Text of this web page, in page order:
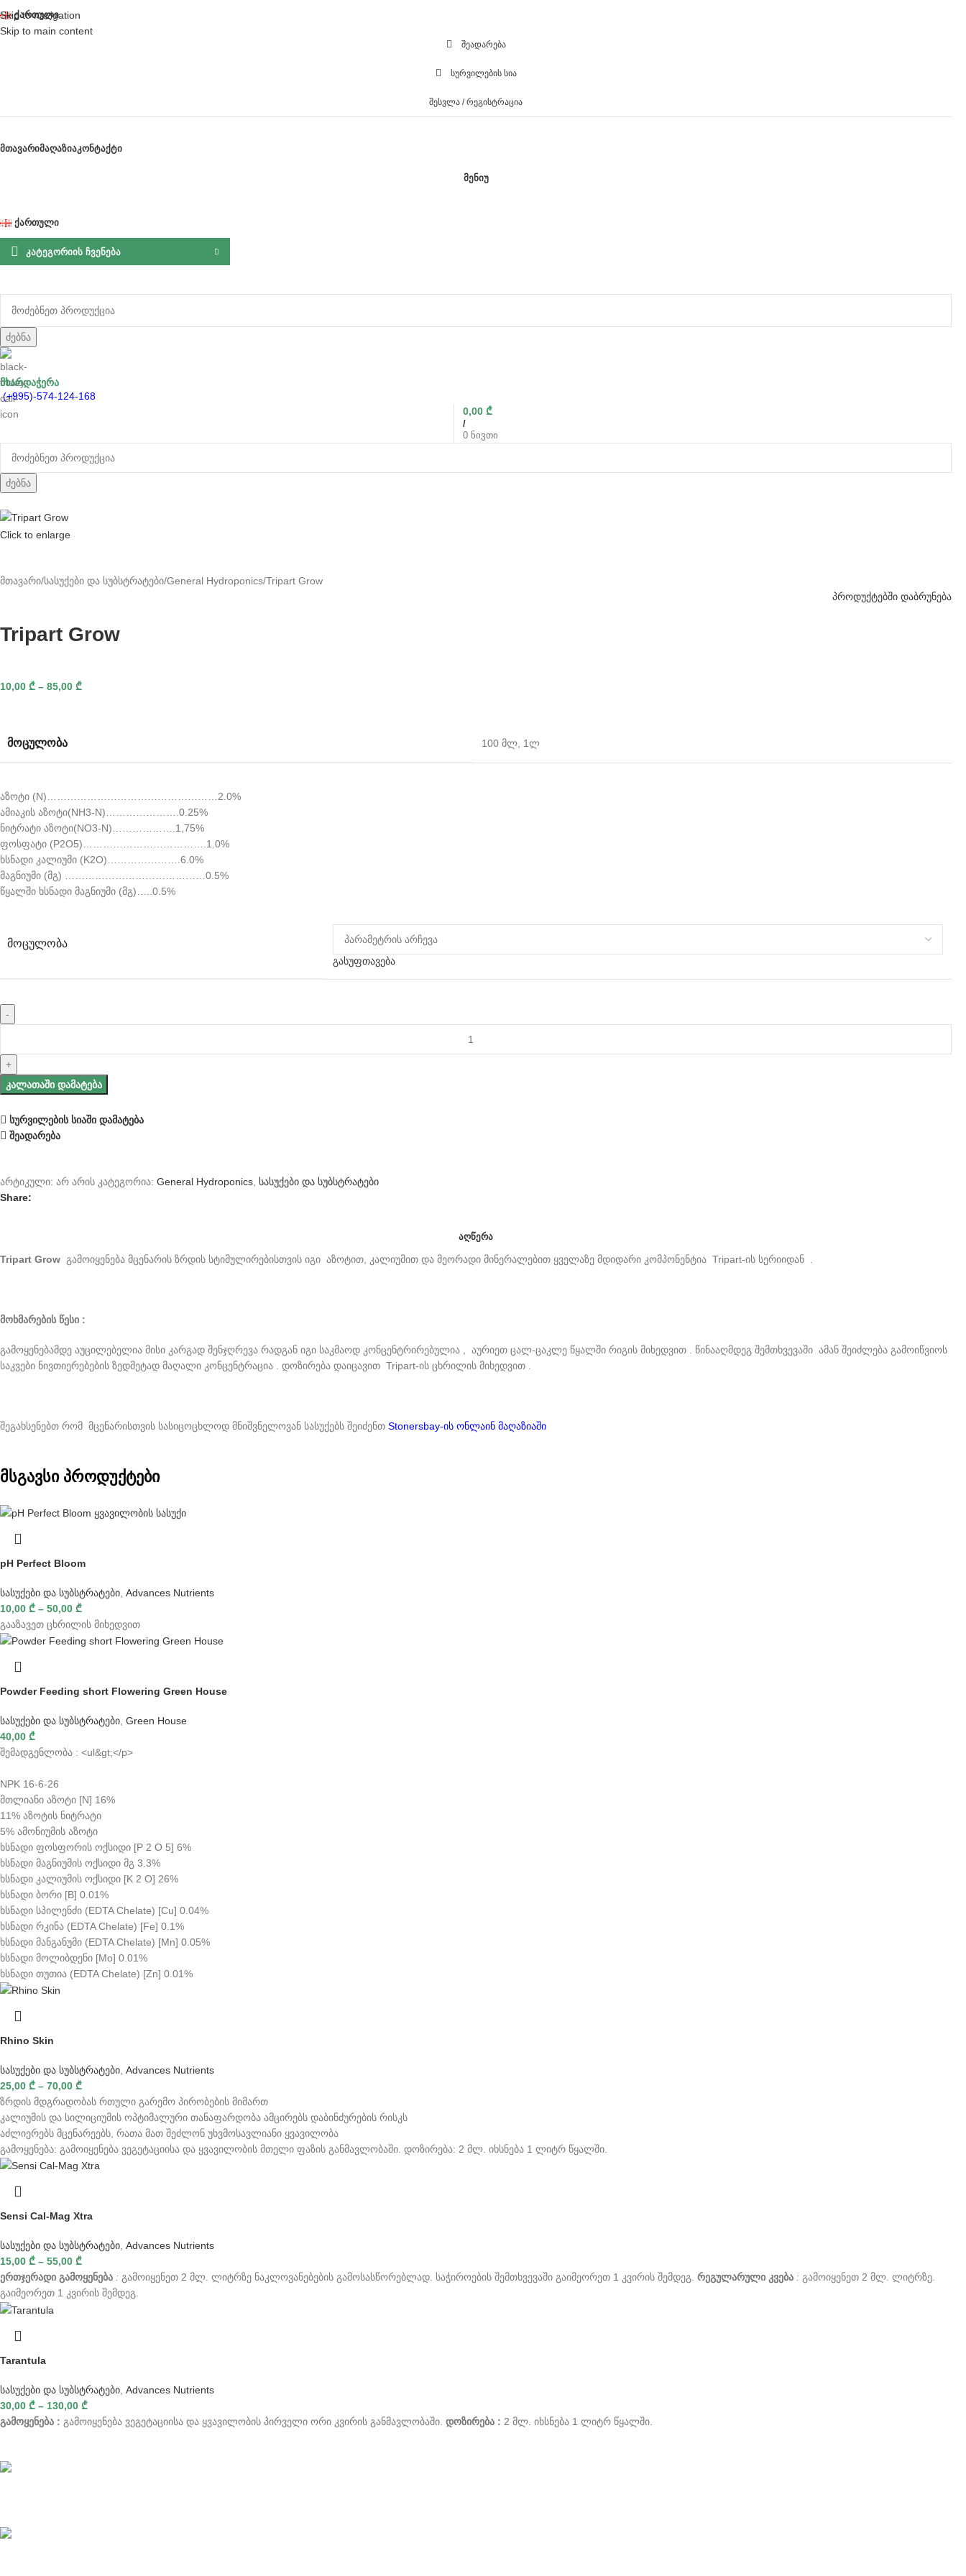
Skip to navigation
Skip to main content
ᲥᲐᲠᲗᲣᲚᲘ
ᲨᲔᲐᲓᲐᲠᲔᲑᲐ
ᲡᲣᲠᲕᲘᲚᲔᲑᲘᲡ ᲡᲘᲐ
ᲨᲔᲡᲕᲚᲐ / ᲠᲔᲒᲘᲡᲢᲠᲐᲪᲘᲐ
ᲛᲗᲐᲕᲐᲠᲘᲛᲐᲦᲐᲖᲘᲐᲙᲝᲜᲢᲐᲥᲢᲘ
ᲛᲔᲜᲘᲣ
ᲥᲐᲠᲗᲣᲚᲘ
ᲙᲐᲢᲔᲒᲝᲠᲘᲘᲡ ᲩᲕᲔᲜᲔᲑᲐ
ძებნა
მხარდაჭერა
(+995)-574-124-168
0 ნივთი
/
0,00 ₾
ძებნა
Click to enlarge
მთავარი სასუქები და სუბსტრატები General Hydroponics Tripart Grow
პროდუქტებში დაბრუნება
Tripart Grow
10,00 ₾ – 85,00 ₾
ᲛᲝᲪᲣᲚᲝᲑᲐ 100 მლ, 1ლ
აზოტი (N)……………………………………………2.0%
ამიაკის აზოტი(NH3-N)………………….0.25%
ნიტრატი აზოტი(NO3-N)……………….1,75%
ფოსფატი (P2O5)……………………………….1.0%
ხსნადი კალიუმი (K2O)………………….6.0%
მაგნიუმი (მგ) ……………………………………0.5%
წყალში ხსნადი მაგნიუმი (მგ)…..0.5%
ᲛᲝᲪᲣᲚᲝᲑᲐ
გასუფთავება
ᲙᲐᲚᲐᲗᲐᲨᲘ ᲓᲐᲛᲐᲢᲔᲑᲐ
სურვილების სიაში დამატება
შეადარება
არტიკული: არ არის კატეგორია: General Hydroponics, სასუქები და სუბსტრატები
Share:
ᲐᲦᲬᲔᲠᲐ
Tripart Grow გამოიყენება მცენარის ზრდის სტიმულირებისთვის იგი აზოტით, კალიუმით და მეორადი მინერალებით ყველაზე მდიდარი კომპონენტია Tripart-ის სერიიდან .
მოხმარების წესი :
გამოყენებამდე აუცილებელია მისი კარგად შენჯღრევა რადგან იგი საკმაოდ კონცენტრირებულია , აურიეთ ცალ-ცაკლე წყალში რიგის მიხედვით . წინააღმდეგ შემთხვევაში ამან შეიძლება გამოიწვიოს
საკვები ნივთიერებების ზედმეტად მაღალი კონცენტრაცია . დოზირება დაიცავით Tripart-ის ცხრილის მიხედვით .
შეგახსენებთ რომ მცენარისთვის სასიცოცხლოდ მნიშვნელოვან სასუქებს შეიძენთ Stonersbay-ის ონლაინ მაღაზიაში
მსგავსი პროდუქტები
pH Perfect Bloom
სასუქები და სუბსტრატები Advances Nutrients
10,00 ₾ – 50,00 ₾
გააზავეთ ცხრილის მიხედვით
Powder Feeding short Flowering Green House
სასუქები და სუბსტრატები Green House
40,00 ₾
შემადგენლობა : <ul&gt;</p>
NPK 16-6-26
მთლიანი აზოტი [N] 16%
11% აზოტის ნიტრატი
5% ამონიუმის აზოტი
ხსნადი ფოსფორის ოქსიდი [P 2 O 5] 6%
ხსნადი მაგნიუმის ოქსიდი მგ 3.3%
ხსნადი კალიუმის ოქსიდი [K 2 O] 26%
ხსნადი ბორი [B] 0.01%
ხსნადი სპილენძი (EDTA Chelate) [Cu] 0.04%
ხსნადი რკინა (EDTA Chelate) [Fe] 0.1%
ხსნადი მანგანუმი (EDTA Chelate) [Mn] 0.05%
ხსნადი მოლიბდენი [Mo] 0.01%
ხსნადი თუთია (EDTA Chelate) [Zn] 0.01%
Rhino Skin
სასუქები და სუბსტრატები Advances Nutrients
25,00 ₾ – 70,00 ₾
ზრდის მდგრადობას რთული გარემო პირობების მიმართ
კალიუმის და სილიციუმის ოპტიმალური თანაფარდობა ამცირებს დაბინძურების რისკს
აძლიერებს მცენარეებს, რათა მათ შეძლონ უხვმოსავლიანი ყვავილობა
გამოყენება: გამოიყენება ვეგეტაციისა და ყვავილობის მთელი ფაზის განმავლობაში. დოზირება: 2 მლ. იხსნება 1 ლიტრ წყალში.
Sensi Cal-Mag Xtra
სასუქები და სუბსტრატები, Advances Nutrients
15,00 ₾ – 55,00 ₾
ერთჯერადი გამოყენება : გამოიყენეთ 2 მლ. ლიტრზე ნაკლოვანებების გამოსასწორებლად. საჭიროების შემთხვევაში გაიმეორეთ 1 კვირის შემდეგ. რეგულარული კვება : გამოიყენეთ 2 მლ. ლიტრზე.
გაიმეორეთ 1 კვირის შემდეგ.
Tarantula
სასუქები და სუბსტრატები Advances Nutrients
30,00 ₾ – 130,00 ₾
გამოყენება : გამოიყენება ვეგეტაციისა და ყვავილობის პირველი ორი კვირის განმავლობაში. დოზირება : 2 მლ. იხსნება 1 ლიტრ წყალში.